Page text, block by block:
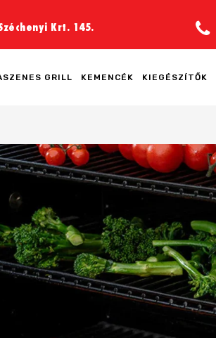
Krt. 145.
GRILL KEMENCÉK KIEGÉSZÍTŐK